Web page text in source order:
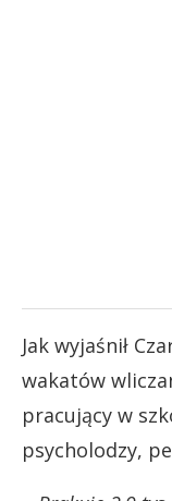
Jak wyjaśnił
wakatów
pracujący w
psycholodzy,